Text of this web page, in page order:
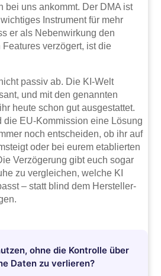
bei uns ankommt. Der DMA ist
Instrument für mehr
er als Nebenwirkung den
verzögert, ist die
passiv ab. Die KI-Welt
und mit den genannten
heute schon gut ausgestattet.
die EU-Kommission eine Lösung
noch entscheiden, ob ihr auf
oder bei eurem etablierten
Verzögerung gibt euch sogar
zu vergleichen, welche KI
– statt blind dem Hersteller-
ohne die Kontrolle über
Daten zu verlieren?